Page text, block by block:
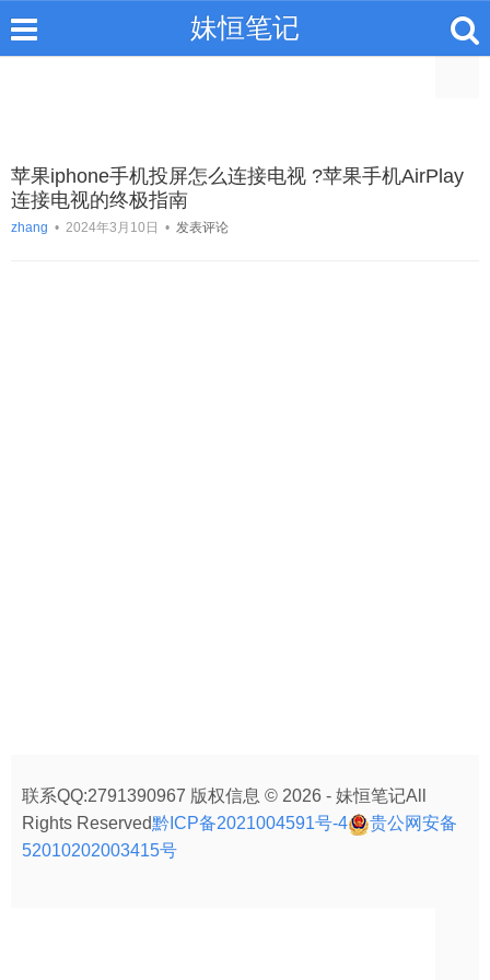
妹恒笔记
苹果iphone手机投屏怎么连接电视 ?苹果手机AirPlay
连接电视的终极指南
zhang • 2024年3月10日 • 发表评论
联系QQ:2791390967 版权信息 © 2026 - 妹恒笔记All
Rights Reserved黔ICP备2021004591号-4
贵公网安备
52010202003415号